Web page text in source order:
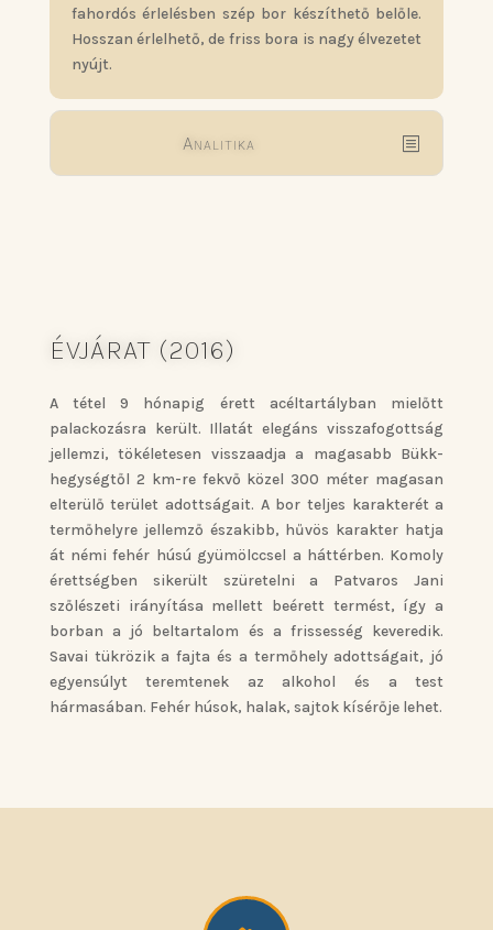
fahordós érlelésben szép bor készíthető belőle.
Hosszan érlelhető, de friss bora is nagy élvezetet
nyújt.
Analitika
ÉVJÁRAT (2016)
A tétel 9 hónapig érett acéltartályban mielőtt
palackozásra került. Illatát elegáns visszafogottság
jellemzi, tökéletesen visszaadja a magasabb Bükk-
hegységtől 2 km-re fekvő közel 300 méter magasan
elterülő terület adottságait. A bor teljes karakterét a
termőhelyre jellemző északibb, hűvös karakter hatja
át némi fehér húsú gyümölccsel a háttérben. Komoly
érettségben sikerült szüretelni a Patvaros Jani
szőlészeti irányítása mellett beérett termést, így a
borban a jó beltartalom és a frissesség keveredik.
Savai tükrözik a fajta és a termőhely adottságait, jó
egyensúlyt teremtenek az alkohol és a test
hármasában. Fehér húsok, halak, sajtok kísérője lehet.